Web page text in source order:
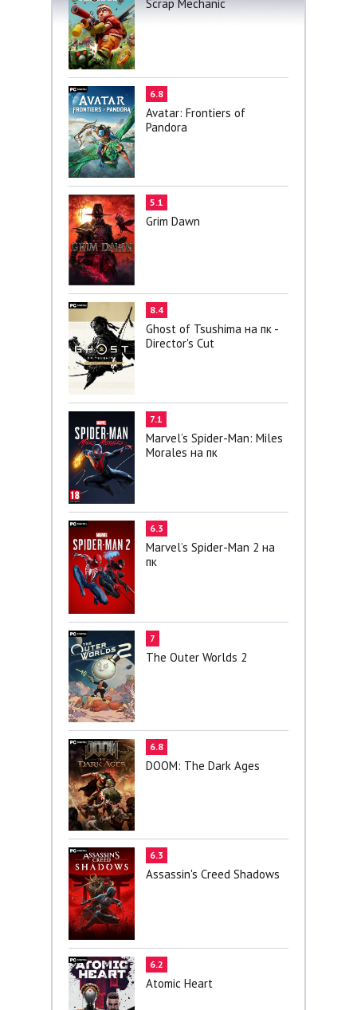
Scrap Mechanic
6.8
Avatar: Frontiers of
Pandora
5.1
Grim Dawn
8.4
Ghost of Tsushima на пк -
Director's Cut
7.1
Marvel’s Spider-Man: Miles
Morales на пк
6.3
Marvel’s Spider-Man 2 на
пк
7
The Outer Worlds 2
6.8
DOOM: The Dark Ages
6.3
Assassin's Creed Shadows
6.2
Atomic Heart